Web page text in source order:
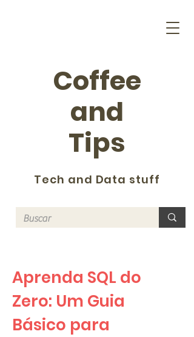
Coffee
and
Tips
Tech and Data stuff
Aprenda SQL do
Zero: Um Guia
Básico para